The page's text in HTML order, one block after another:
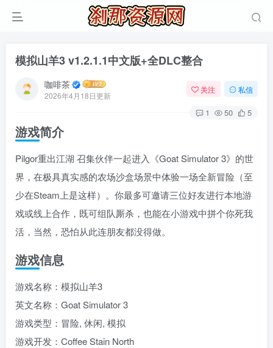
模拟山羊3 v1.2.1.1中文版+全DLC整合
咖啡茶
2026年4月18日更新
关注 私信
1 50 5
游戏简介
Pilgor重出江湖 召集伙伴一起进入《Goat Simulator 3》的世
界，在极具真实感的农场沙盒场景中体验一场全新冒险（至
少在Steam上是这样）。你最多可邀请三位好友进行本地游
戏或线上合作，既可组队厮杀，也能在小游戏中拼个你死我
活，当然，恐怕从此连朋友都没得做。
游戏信息
游戏名称：模拟山羊3
英文名称：Goat Simulator 3
游戏类型：冒险, 休闲, 模拟
游戏开发：Coffee Stain North